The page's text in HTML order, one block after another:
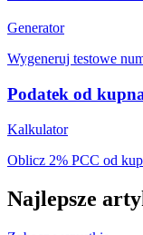
Generator
Wygeneruj testowe
Podatek od
Kalkulator
Oblicz 2% PCC od
Najlepsze